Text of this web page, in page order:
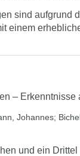
sind aufgrund
einem
–
Johannes;
und ein